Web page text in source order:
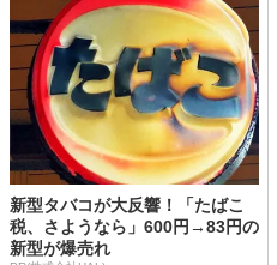
新型タバコが大反響！「たばこ
税、さようなら」600円→83円の
新型が爆売れ